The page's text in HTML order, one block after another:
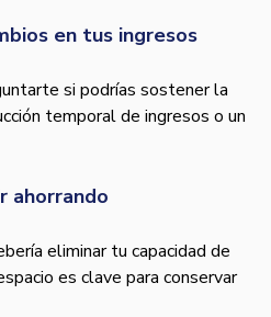
en tus ingresos
si podrías sostener la
temporal de ingresos o un
ahorrando
eliminar tu capacidad de
es clave para conservar